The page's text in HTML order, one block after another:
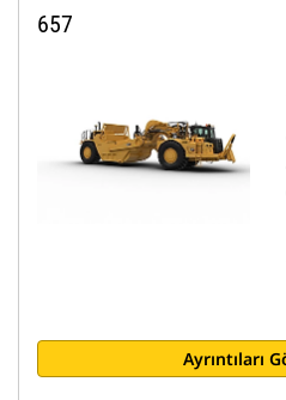
657
Ayrıntıları